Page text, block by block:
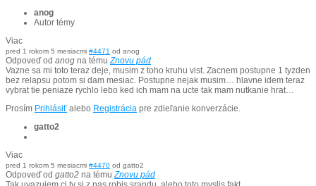
anog
Autor témy
Viac
pred 1 rokom 5 mesiacmi #4471 od anog
Odpoveď od anog na témuZnovu pád
Vazne sa mi toto teraz deje, musim z toho kruhu vist. Zacnem postupne 1 tyzden
bez relapsu potom si dam mesiac. Postupne nejak musim… hlavne idem teraz
vybrat tie peniaze rychlo lebo ked ich mam na ucte tak mam nutkanie hrat…
Prosím Prihlásiť alebo Registrácia pre zdieľanie konverzácie.
gatto2
Viac
pred 1 rokom 5 mesiacmi #4470 od gatto2
Odpoveď od gatto2 na témuZnovu pád